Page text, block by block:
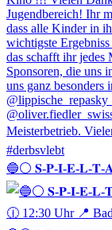
🔵⚪️ 𝐒-𝐏-𝐈-𝐄-𝐋-𝐓-